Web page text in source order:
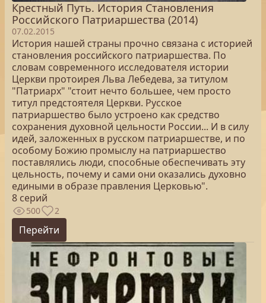
Крестный Путь. История Становления
Российского Патриаршества (2014)
07.02.2015
История нашей страны прочно связана с историей
становления российского патриаршества. По
словам современного исследователя истории
Церкви протоирея Льва Лебедева, за титулом
"Патриарх" "стоит нечто большее, чем просто
титул предстоятеля Церкви. Русское
патриаршество было устроено как средство
сохранения духовной цельности России... И в силу
идей, заложенных в русском патриаршестве, и по
особому Божию промыслу на патриаршество
поставлялись люди, способные обеспечивать эту
цельность, почему и сами они оказались духовно
едиными в образе правления Церковью".
8 серий
500 2
Перейти